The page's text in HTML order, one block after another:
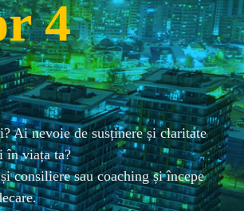
4
Ai nevoie de susținere și claritate
în viața ta?